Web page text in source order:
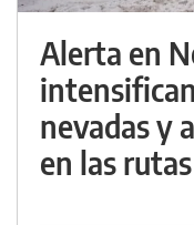
Alerta en
nevadas y
en las rutas